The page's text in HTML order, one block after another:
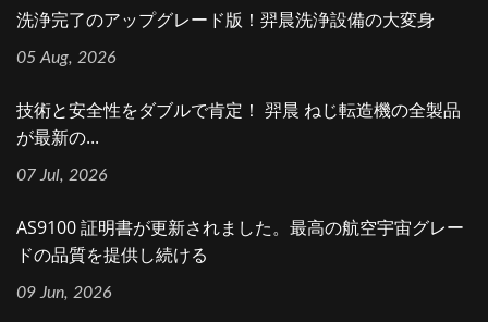
洗浄完了のアップグレード版！羿晨洗浄設備の大変身
05 Aug, 2026
技術と安全性をダブルで肯定！ 羿晨 ねじ転造機の全製品
が最新の...
07 Jul, 2026
AS9100 証明書が更新されました。最高の航空宇宙グレー
ドの品質を提供し続ける
09 Jun, 2026